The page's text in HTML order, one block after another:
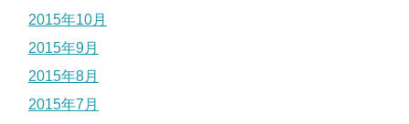
2015年10月
2015年9月
2015年8月
2015年7月